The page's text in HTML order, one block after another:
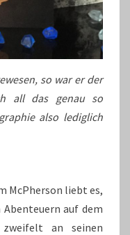
so war er der
all das genau so
also lediglich
McPherson liebt es,
auf dem
an seinen